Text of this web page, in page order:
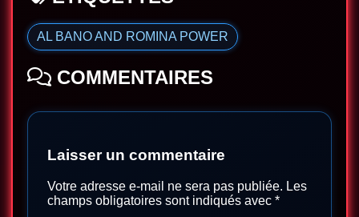
AL BANO AND ROMINA POWER
COMMENTAIRES
Laisser un commentaire
Votre adresse e-mail ne sera pas publiée. Les
champs obligatoires sont indiqués avec *